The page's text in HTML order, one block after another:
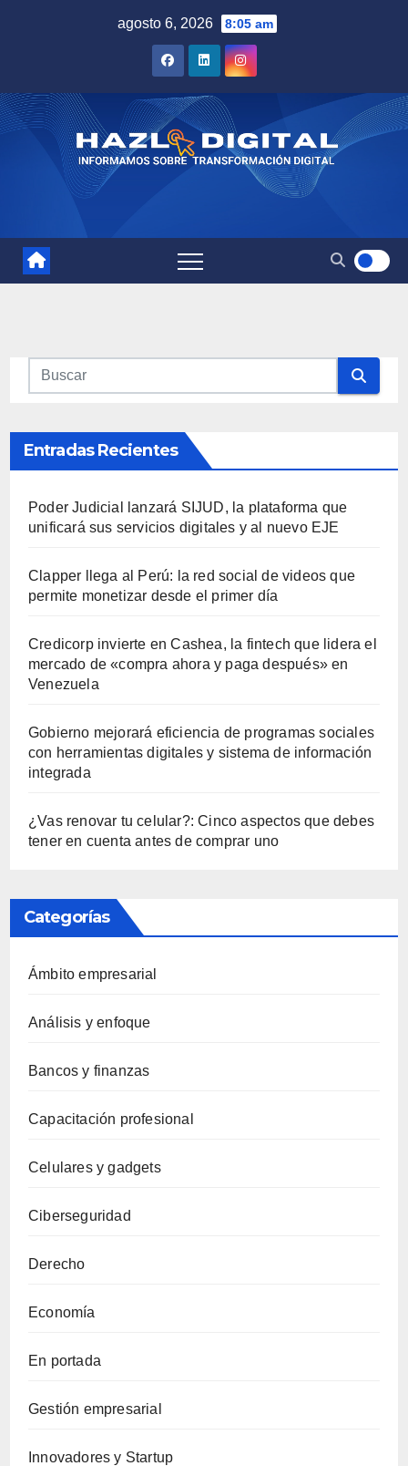
agosto 6, 2026 8:05 am
Entradas Recientes
Poder Judicial lanzará SIJUD, la plataforma que
unificará sus servicios digitales y al nuevo EJE
Clapper llega al Perú: la red social de videos que
permite monetizar desde el primer día
Credicorp invierte en Cashea, la fintech que lidera el
mercado de «compra ahora y paga después» en
Venezuela
Gobierno mejorará eficiencia de programas sociales
con herramientas digitales y sistema de información
integrada
¿Vas renovar tu celular?: Cinco aspectos que debes
tener en cuenta antes de comprar uno
Categorías
Ámbito empresarial
Análisis y enfoque
Bancos y finanzas
Capacitación profesional
Celulares y gadgets
Ciberseguridad
Derecho
Economía
En portada
Gestión empresarial
Innovadores y Startup